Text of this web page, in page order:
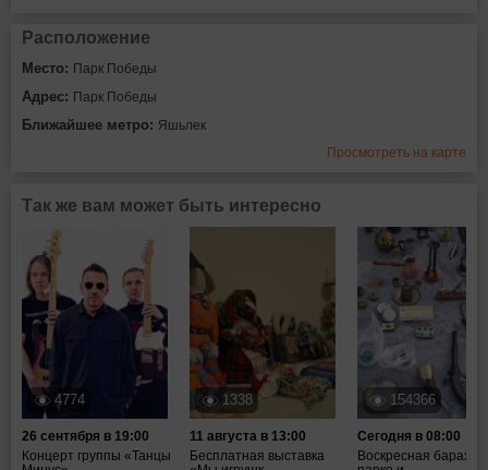
Расположение
Место: Парк Победы
Адрес: Парк Победы
Ближайшее метро: Яшьлек
Просмотреть на карте
Так же вам может быть интересно
4774
26 сентября в 19:00
Концерт группы «Танцы
1338
11 августа в 13:00
Бесплатная выставка
154366
Сегодня в 08:00
Воскресная